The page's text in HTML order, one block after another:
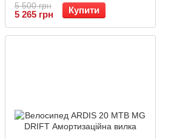
5 500 грн
5 265 грн Купити